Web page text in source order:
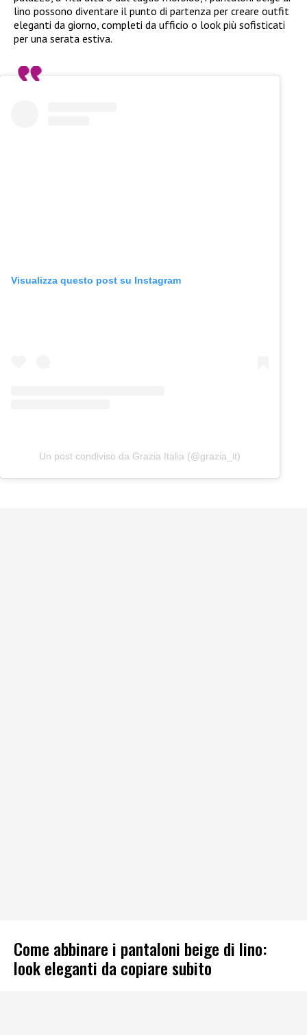
lino possono diventare il punto di partenza per creare outfit
eleganti da giorno, completi da ufficio o look più sofisticati
per una serata estiva.
Visualizza questo post su Instagram
Un post condiviso da Grazia Italia (@grazia_it)
Come abbinare i pantaloni beige di lino:
look eleganti da copiare subito